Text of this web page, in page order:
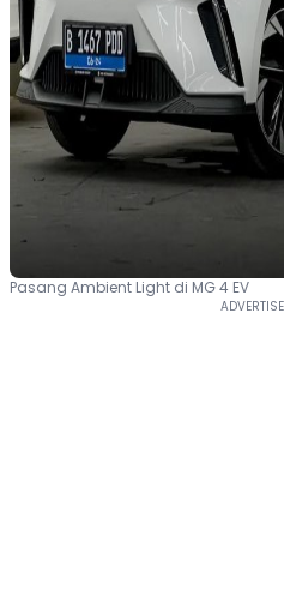
Pasang Ambient Light di MG 4 EV